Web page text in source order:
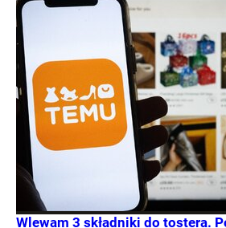
Wlewam 3 składniki do tostera.